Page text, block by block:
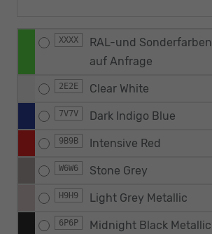
XXXX
RAL-und Sonderfarben
auf Anfrage
2E2E Clear White
7V7V Dark Indigo Blue
9B9B Intensive Red
W6W6 Stone Grey
H9H9 Light Grey Metallic
6P6P Midnight Black Metallic